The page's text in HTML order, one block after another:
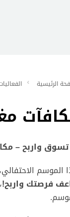
الرئيسية
تسوق واربح –
الموسم
فرصتك واربح!
.